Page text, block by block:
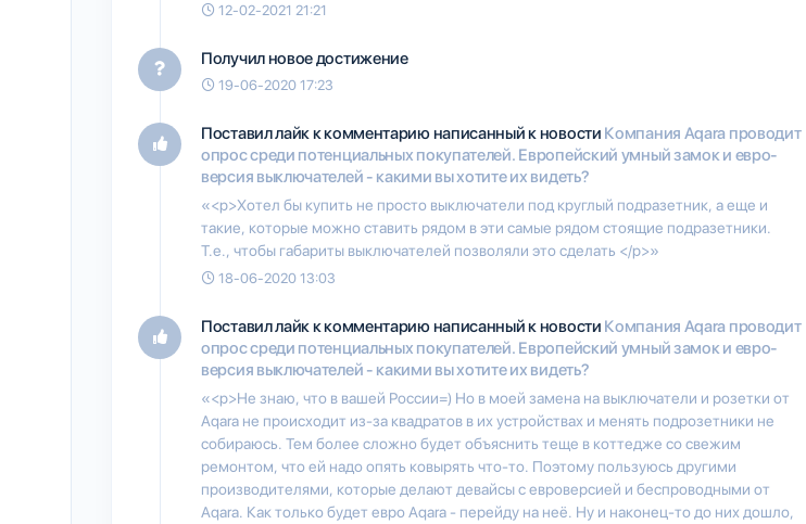
12-02-2021 21:21
Получил новое достижение
19-06-2020 17:23
Поставил лайк к комментарию написанный к новости Компания Aqara проводит
опрос среди потенциальных покупателей. Европейский умный замок и евро-
версия выключателей - какими вы хотите их видеть?
«<p>Хотел бы купить не просто выключатели под круглый подразетник, а еще и
такие, которые можно ставить рядом в эти самые рядом стоящие подразетники.
Т.е., чтобы габариты выключателей позволяли это сделать </p>»
18-06-2020 13:03
Поставил лайк к комментарию написанный к новости Компания Aqara проводит
опрос среди потенциальных покупателей. Европейский умный замок и евро-
версия выключателей - какими вы хотите их видеть?
«<p>Не знаю, что в вашей России=) Но в моей замена на выключатели и розетки от
Aqara не происходит из-за квадратов в их устройствах и менять подрозетники не
собираюсь. Тем более сложно будет объяснить теще в коттедже со свежим
ремонтом, что ей надо опять ковырять что-то. Поэтому пользуюсь другими
производителями, которые делают девайсы с евроверсией и беспроводными от
Aqara. Как только будет евро Aqara - перейду на неё. Ну и наконец-то до них дошло,